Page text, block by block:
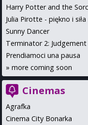
Harry Potter and the
Julia Pirotte - piękno i siła
Sunny Dancer
Terminator 2:
Prendiamoci una pausa
» more coming soon
Cinemas
Agrafka
Cinema City Bonarka